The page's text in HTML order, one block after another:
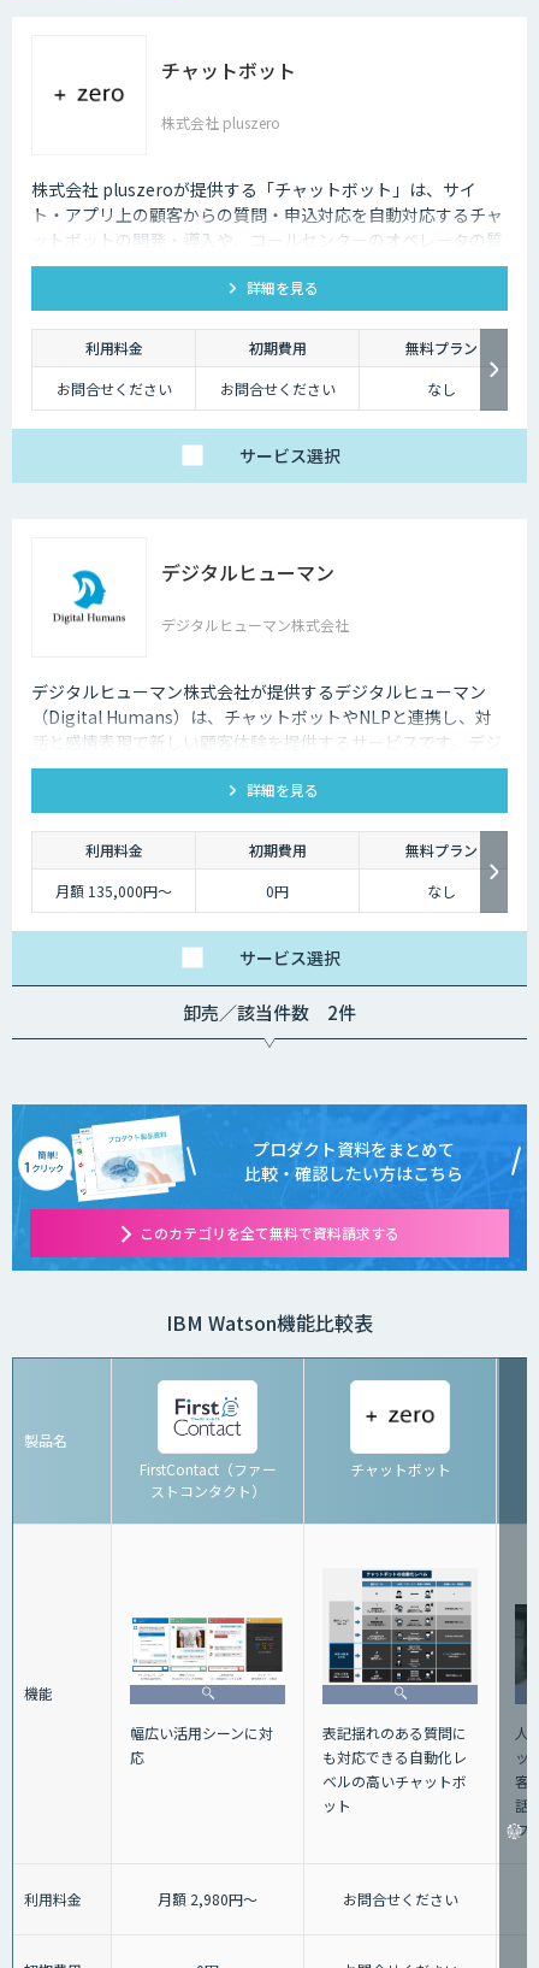
チャットボット
株式会社 pluszero
株式会社 pluszeroが提供する「チャットボット」は、サイ
ト・アプリ上の顧客からの質問・申込対応を自動対応するチャ
ットボットの開発・導入や、コールセンターのオペレータの質
問回答をサポートするチャットボットの開発・導入を行いま
詳細を見る
利用料金 初期費用
無料プラン
お問合せください
お問合せください なし
サービス選択
デジタルヒューマン
デジタルヒューマン株式会社
デジタルヒューマン株式会社が提供するデジタルヒューマン
（Digital Humans）は、チャットボットやNLPと連携し、対
話と感情表現で新しい顧客体験を提供するサービスです。デジ
タル従業員として、直感的で、インパクトがあり、競争力があ
るサービス創造と顧客体験が提供できます。
詳細を見る
利用料金 初期費用
無料プラン
月額 135,000円〜
0円 なし
サービス選択
卸売／該当件数 2件
プロダクト資料をまとめて
比較・確認したい方はこちら
このカテゴリを全て無料で資料請求する
IBM Watson機能比較表
製品名
FirstContact（ファー
ストコンタクト）
チャットボット
機能
幅広い活用シーンに対
応
表記揺れのある質問に
も対応できる自動化レ
ベルの高いチャットボ
ット
人
ッ
客
話
フ
利用料金 月額 2,980円～ お問合せください